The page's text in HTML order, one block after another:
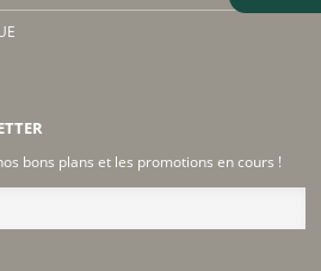
bons plans et les promotions en cours !